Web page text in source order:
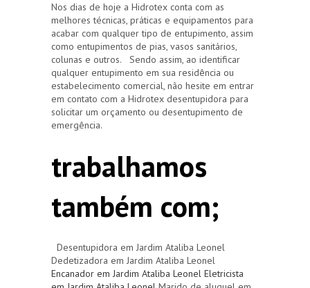
Nos dias de hoje a Hidrotex conta com as
melhores técnicas, práticas e equipamentos para
acabar com qualquer tipo de entupimento, assim
como entupimentos de pias, vasos sanitários,
colunas e outros. Sendo assim, ao identificar
qualquer entupimento em sua residência ou
estabelecimento comercial, não hesite em entrar
em contato com a Hidrotex desentupidora para
solicitar um orçamento ou desentupimento de
emergência.
trabalhamos
também com;
Desentupidora em Jardim Ataliba Leonel
Dedetizadora em Jardim Ataliba Leonel
Encanador em Jardim Ataliba Leonel Eletricista